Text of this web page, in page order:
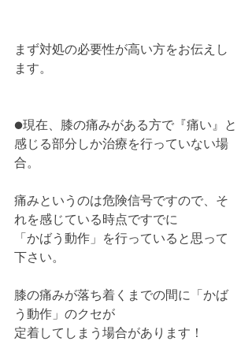
まず対処の必要性が高い方をお伝えし
ます。
●現在、膝の痛みがある方で『痛い』と
感じる部分しか治療を行っていない場
合。
痛みというのは危険信号ですので、そ
れを感じている時点ですでに
「かばう動作」を行っていると思って
下さい。
膝の痛みが落ち着くまでの間に「かば
う動作」のクセが
定着してしまう場合があります！